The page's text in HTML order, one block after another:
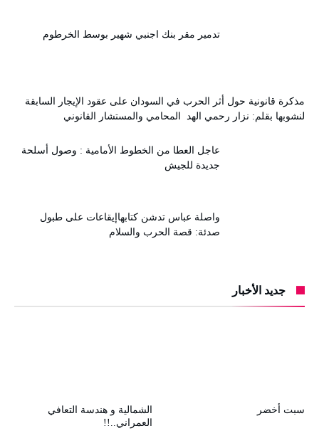
تدمير مقر بنك اجنبي شهير بوسط الخرطوم
مذكرة قانونية حول أثر الحرب في السودان على عقود الإيجار السابقة
لنشوبها بقلم: نزار رحمي الهد المحامي والمستشار القانوني
عاجل العطا من الخطوط الأمامية : وصول أسلحة
جديدة للجيش
واصلة عباس تدشن كتابهاإيقاعات على طبول
صدئة: قصة الحرب والسلام
جديد الأخبار
الشمالية و هندسة التعافي
العمراني..!!
سبت أخضر